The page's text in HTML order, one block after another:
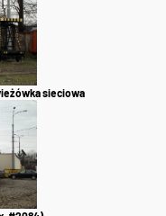
sieciowa